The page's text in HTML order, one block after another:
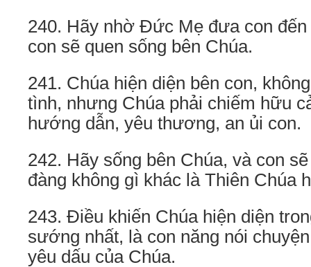
240. Hãy nhờ Đức Mẹ đưa con
con sẽ quen sống bên Chúa.
241. Chúa hiện diện bên con,
tình, nhưng Chúa phải chiếm hữu
hướng dẫn, yêu thương, an ủi con.
242. Hãy sống bên Chúa, và con
đàng không gì khác là Thiên Chúa
243. Điều khiến Chúa hiện diện
sướng nhất, là con năng nói
yêu dấu của Chúa.